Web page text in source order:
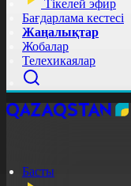
Тікелей эфир
Бағдарлама кестесі
Жаңалықтар
Жобалар
Телехикаялар
Басты